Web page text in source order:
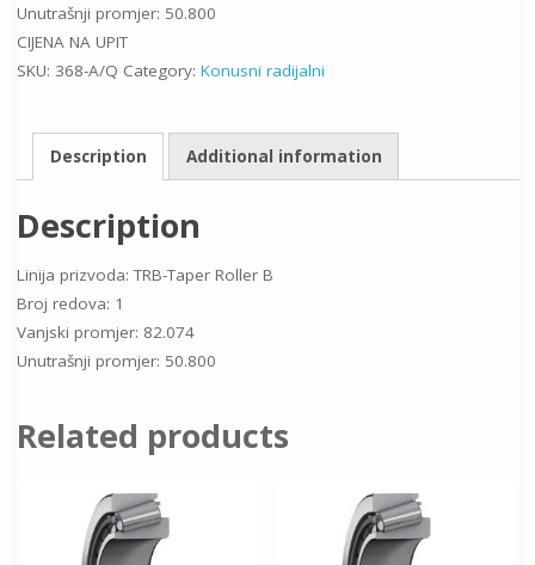
Unutrašnji promjer: 50.800
CIJENA NA UPIT
SKU: 368-A/Q Category: Konusni radijalni
Description Additional information
Description
Linija prizvoda: TRB-Taper Roller B
Broj redova: 1
Vanjski promjer: 82.074
Unutrašnji promjer: 50.800
Related products